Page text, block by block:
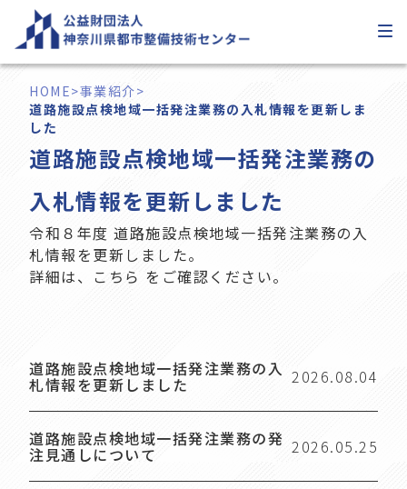
を
HOME>事業紹介>
道路施設点検地域一括発注業務の入札情報を更新しま
した
道路施設点検地域一括発注業務の
入札情報を更新しました
令和８年度 道路施設点検地域一括発注業務の入
札情報を更新しました。
詳細は、 こちら をご確認ください。
道路施設点検地域一括発注業務の入
札情報を更新しました 2026.08.04
道路施設点検地域一括発注業務の発
注見通しについて 2026.05.25